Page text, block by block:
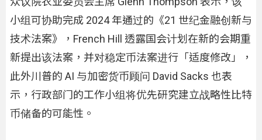
小组可协助完成 2024 年通过的《21 世纪金融创新与
技术法案》，French Hill 透露国会计划在新的会期重
新提出该法案，并对稳定币法案进行「适度修改」，
此外川普的 AI 与加密货币顾问 David Sacks 也表
示，行政部门的工作小组将优先研究建立战略性比特
币储备的可能性。